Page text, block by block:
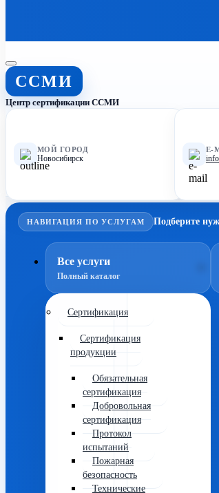
ССМИ
Центр сертификации ССМИ
МОЙ ГОРОД
Новосибирск
E-
НАВИГАЦИЯ ПО УСЛУГАМ Подберите
Все услуги
Полный каталог
Сертификация
Сертификация
продукции
Обязательная
сертификация
Добровольная
сертификация
Протокол
испытаний
Пожарная
безопасность
Технические